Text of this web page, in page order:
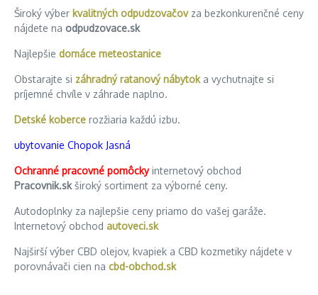
Široký výber kvalitných odpudzovačovza bezkonkurenčné ceny
nájdete na odpudzovace.sk
Najlepšie domáce meteostanice
Obstarajte si záhradný ratanový nábytoka vychutnajte si
príjemné chvíle v záhrade naplno.
Detské koberce rozžiaria každú izbu.
ubytovanie Chopok Jasná
Ochranné pracovné pomôckyinternetový obchod
Pracovnik.skširoký sortiment za výborné ceny.
Autodoplnky za najlepšie ceny priamo do vašej garáže.
Internetový obchod autoveci.sk
Najširší výber CBD olejov, kvapiek a CBD kozmetiky nájdete v
porovnávači cien na cbd-obchod.sk